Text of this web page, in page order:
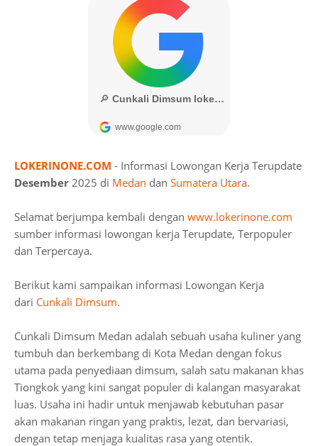
LOKERINONE.COM - Informasi Lowongan Kerja Terupdate
Desember 2025 di Medan dan Sumatera Utara.
Selamat berjumpa kembali dengan www.lokerinone.com
sumber informasi lowongan kerja Terupdate, Terpopuler
dan Terpercaya.
Berikut kami sampaikan informasi Lowongan Kerja
dari Cunkali Dimsum.
Cunkali Dimsum Medan adalah sebuah usaha kuliner yang
tumbuh dan berkembang di Kota Medan dengan fokus
utama pada penyediaan dimsum, salah satu makanan khas
Tiongkok yang kini sangat populer di kalangan masyarakat
luas. Usaha ini hadir untuk menjawab kebutuhan pasar
akan makanan ringan yang praktis, lezat, dan bervariasi,
dengan tetap menjaga kualitas rasa yang otentik.